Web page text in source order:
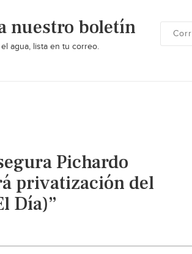
nuestro boletín
agua, lista en tu correo.
Pichardo
privatización del
Día)”